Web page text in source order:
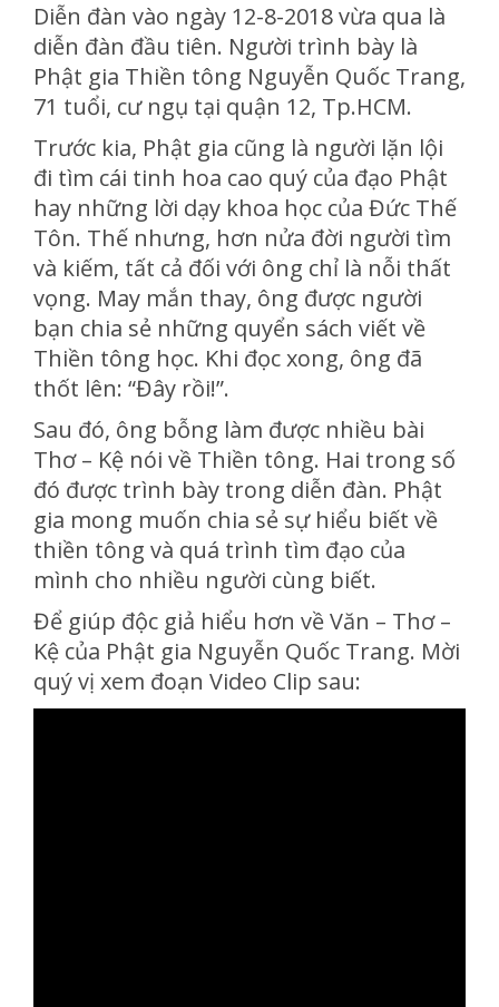
Diễn đàn vào ngày 12-8-2018 vừa qua là
diễn đàn đầu tiên. Người trình bày là
Phật gia Thiền tông Nguyễn Quốc Trang,
71 tuổi, cư ngụ tại quận 12, Tp.HCM.
Trước kia, Phật gia cũng là người lặn lội
đi tìm cái tinh hoa cao quý của đạo Phật
hay những lời dạy khoa học của Đức Thế
Tôn. Thế nhưng, hơn nửa đời người tìm
và kiếm, tất cả đối với ông chỉ là nỗi thất
vọng. May mắn thay, ông được người
bạn chia sẻ những quyển sách viết về
Thiền tông học. Khi đọc xong, ông đã
thốt lên: “Đây rồi!”.
Sau đó, ông bỗng làm được nhiều bài
Thơ – Kệ nói về Thiền tông. Hai trong số
đó được trình bày trong diễn đàn. Phật
gia mong muốn chia sẻ sự hiểu biết về
thiền tông và quá trình tìm đạo của
mình cho nhiều người cùng biết.
Để giúp độc giả hiểu hơn về Văn – Thơ –
Kệ của Phật gia Nguyễn Quốc Trang. Mời
quý vị xem đoạn Video Clip sau: